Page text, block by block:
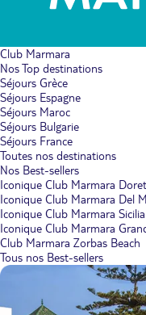
Club Marmara
Nos Top destinations
Séjours Grèce
Séjours Espagne
Séjours Maroc
Séjours Bulgarie
Séjours France
Toutes nos destinations
Nos Best-sellers
Iconique Club Marmara
Iconique Club Marmara Del
Iconique Club Marmara Sicilia
Iconique Club Marmara
Club Marmara Zorbas Beach
Tous nos Best-sellers